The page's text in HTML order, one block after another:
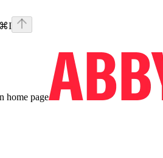
⌘I
home page